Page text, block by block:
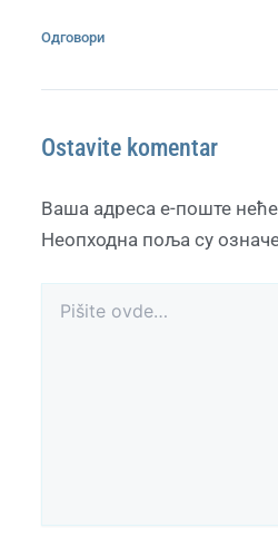
Одговори
Ostavite komentar
Ваша адреса е-поште
Неопходна поља су